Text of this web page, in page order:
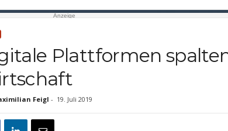
Anzeige
Plattformen
Feigl - 19. Juli 2019